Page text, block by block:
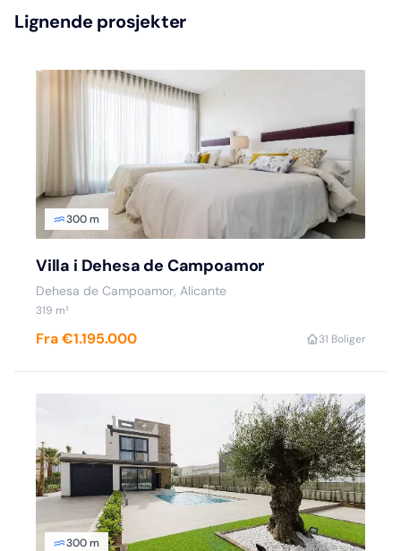
Lignende prosjekter
300 m
Villa i Dehesa de Campoamor
Dehesa de Campoamor, Alicante
319 m²
Fra €1.195.000 31 Boliger
300 m